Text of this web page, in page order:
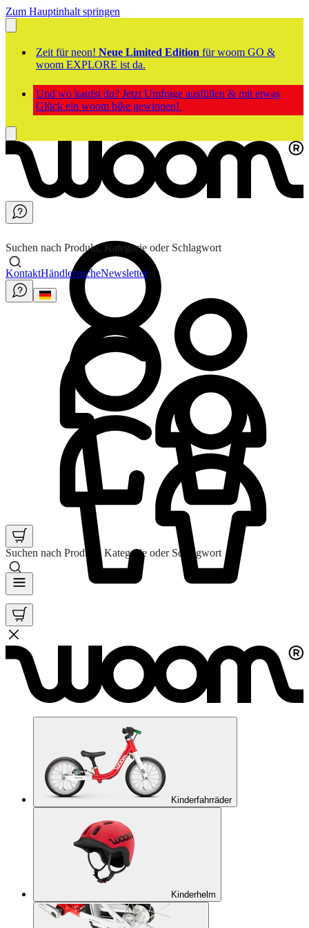
Zum Hauptinhalt springen
Zeit für neon! Neue Limited Edition für woom GO &
woom EXPLORE ist da.
Und wo kaufst du? Jetzt Umfrage ausfüllen & mit etwas
Glück ein woom bike gewinnen!
Suchen nach Produkt, Kategorie oder Schlagwort
Suchen nach Produkt, Kategorie oder Schlagwort
KontaktHändlersucheNewsletter
Kinderfahrräder
Kinderhelm